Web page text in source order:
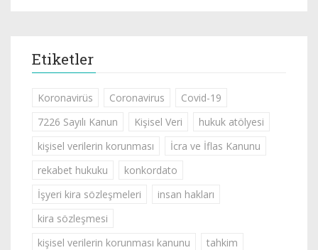
Etiketler
Koronavirüs Coronavirus
Covid-19
7226 Sayılı Kanun
Kişisel Veri
hukuk atölyesi
kişisel verilerin korunması
İcra ve İflas Kanunu
rekabet hukuku
konkordato
İşyeri kira sözleşmeleri
insan hakları
kira sözleşmesi
kişisel verilerin korunması kanunu
tahkim